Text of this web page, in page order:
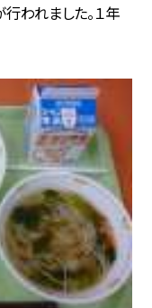
われました。１年